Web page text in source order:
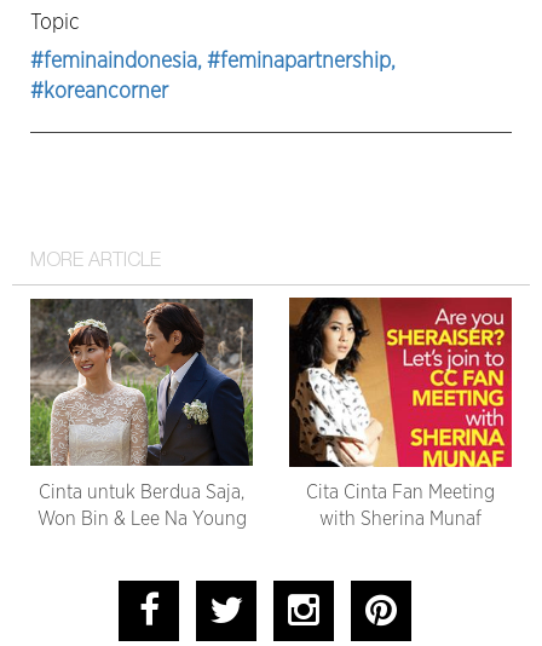
Topic
#feminaindonesia, #feminapartnership,
#koreancorner
MORE ARTICLE
Cinta untuk Berdua Saja,
Won Bin & Lee Na Young
Cita Cinta Fan Meeting
with Sherina Munaf